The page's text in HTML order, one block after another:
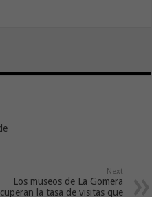
Next
Los museos de La Gomera
la tasa de visitas que